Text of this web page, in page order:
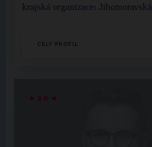
krajská organizace: Jihomoravská
CELÝ PROFIL
▶ 20 ◀